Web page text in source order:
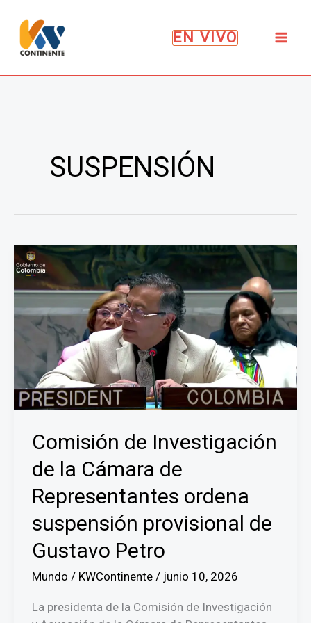
contenido
EN VIVO
SUSPENSIÓN
Comisión de Investigación
de la Cámara de
Representantes ordena
suspensión provisional de
Gustavo Petro
Mundo / KWContinente / junio 10, 2026
La presidenta de la Comisión de Investigación